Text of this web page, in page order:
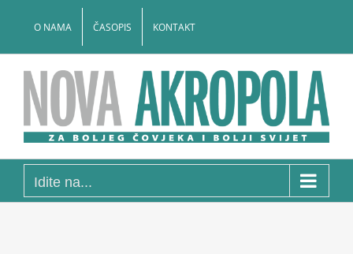
O NAMA ČASOPIS KONTAKT
Idite na...